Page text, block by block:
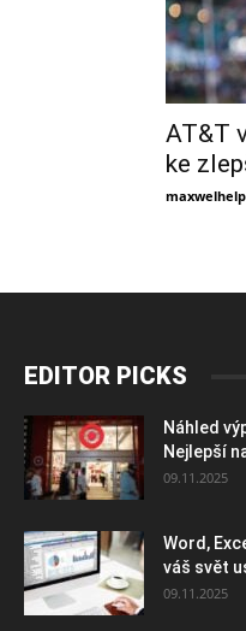
AT&T
ke
maxwelhelp
EDITOR PICKS
Náhled
Nejlepší
09.11.2025
Word,
váš svět
09.11.2025